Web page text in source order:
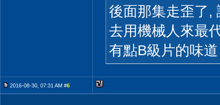
後面那集走歪了,
去用機械人來最
有點B級片的味道
2016-08-30, 07:31 AM #6